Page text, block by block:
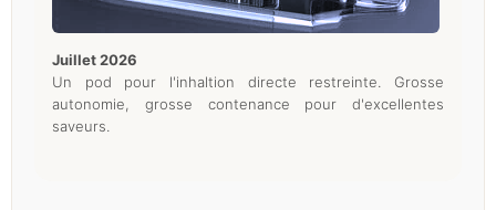
juillet 2026
Un pod pour l'inhaltion directe restreinte. Grosse
autonomie, grosse contenance pour d'excellentes
saveurs.